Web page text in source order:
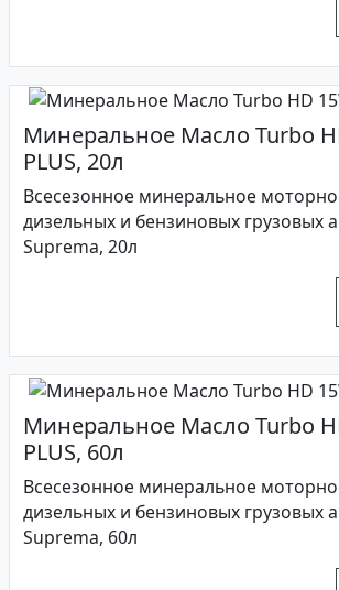
Минеральное Масло Turbo
PLUS, 20л
Всесезонное минеральное
дизельных и бензиновых грузовых
Suprema, 20л
Минеральное Масло Turbo
PLUS, 60л
Всесезонное минеральное
дизельных и бензиновых грузовых
Suprema, 60л